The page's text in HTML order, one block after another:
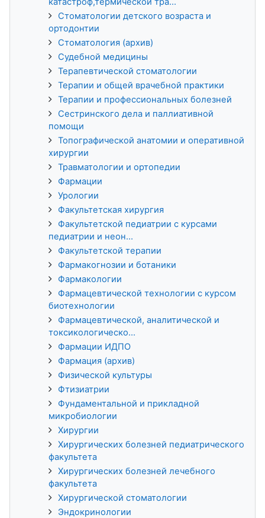
Стоматологии детского возраста и
ортодонтии
Стоматология (архив)
Судебной медицины
Терапевтической стоматологии
Терапии и общей врачебной практики
Терапии и профессиональных болезней
Сестринского дела и паллиативной
помощи
Топографической анатомии и оперативной
хирургии
Травматологии и ортопедии
Фармации
Урологии
Факультетская хирургия
Факультетской педиатрии с курсами
педиатрии и неон...
Факультетской терапии
Фармакогнозии и ботаники
Фармакологии
Фармацевтической технологии с курсом
биотехнологии
Фармацевтической, аналитической и
токсикологическо...
Фармации ИДПО
Фармация (архив)
Физической культуры
Фтизиатрии
Фундаментальной и прикладной
микробиологии
Хирургии
Хирургических болезней педиатрического
факультета
Хирургических болезней лечебного
факультета
Хирургической стоматологии
Эндокринологии